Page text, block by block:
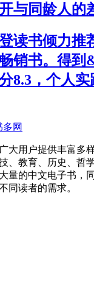
与同龄人的
读书倾力推
销书。得到
8.3，个人
大用户提供丰富多
、教育、历史、哲
量的中文电子书，
同读者的需求。